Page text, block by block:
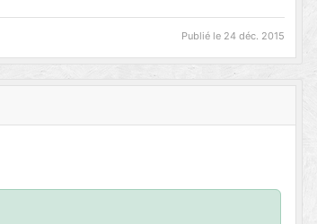
Publié le 24 déc. 2015